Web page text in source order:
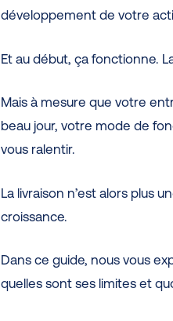
développement de votre
Et au début, ça fonctionne.
Mais à mesure que votre
beau jour, votre mode de
vous ralentir.
La livraison n’est alors plus
croissance.
Dans ce guide, nous vous
quelles sont ses limites et